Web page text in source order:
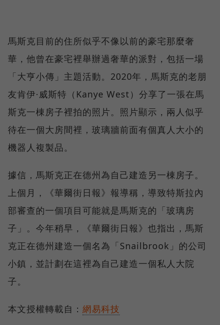
馬斯克目前的住所似乎不像以前的豪宅那麼奢
華，他曾在豪宅裡舉辦過奢華的派對，包括一場
「大亨小傳」主題活動。2020年，馬斯克的老朋
友肯伊·威斯特（Kanye West）分享了一張在馬
斯克一棟房子裡拍的照片。照片顯示，兩人似乎
待在一個大房間裡，玻璃牆前面有個真人大小的
機器人複製品。
據信，馬斯克正在德州為自己建造另一棟房子。
上個月，《華爾街日報》報導稱，導致特斯拉內
部審查的一個項目可能就是馬斯克的「玻璃房
子」。今年稍早，《華爾街日報》也指出，馬斯
克正在德州建造一個名為「Snailbrook」的公司
小鎮，並計劃在這裡為自己建造一個私人大院
子。
本文授權轉載自： 網易科技